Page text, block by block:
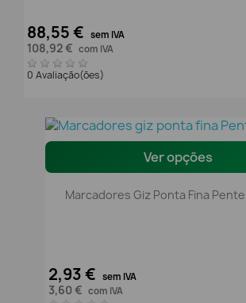
88,55 € sem IVA
108,92 € com IVA
0 Avaliação(ões)
Ver opções
Marcadores Giz Ponta Fina
2,93 € sem IVA
3,60 € com IVA